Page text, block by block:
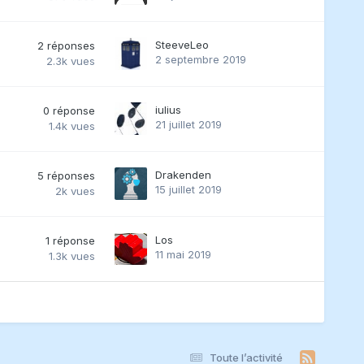
2 réponses
2.3k vues
SteeveLeo
2 septembre 2019
0 réponse
1.4k vues
iulius
21 juillet 2019
5 réponses
2k vues
Drakenden
15 juillet 2019
1 réponse
1.3k vues
Los
11 mai 2019
Toute l’activité